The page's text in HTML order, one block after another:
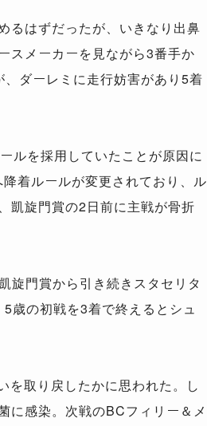
るはずだったが、いきなり出鼻
スメーカーを見ながら3番手か
ダーレミに走行妨害があり5着
ルを採用していたことが原因に
着ルールが変更されており、ル
凱旋門賞の2日前に主戦が骨折
旋門賞から引き続きスタセリタ
歳の初戦を3着で終えるとシュ
を取り戻したかに思われた。し
に感染。次戦のBCフィリー＆メ